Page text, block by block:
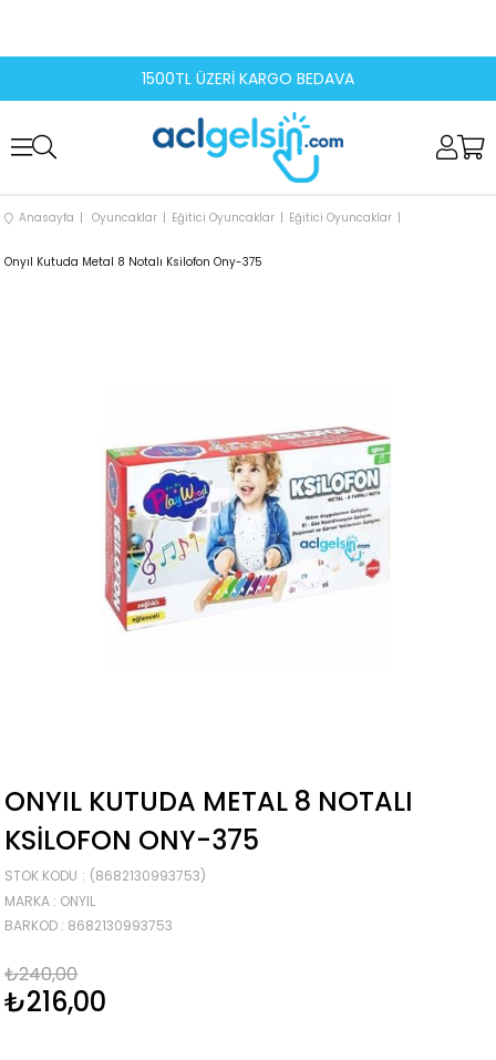
1500TL ÜZERİ KARGO BEDAVA
Anasayfa Oyuncaklar Eğitici Oyuncaklar Eğitici Oyuncaklar
Onyıl Kutuda Metal 8 Notalı Ksilofon Ony-375
ONYIL KUTUDA METAL 8 NOTALI
KSILOFON ONY-375
STOK KODU
(8682130993753)
MARKA : ONYIL
BARKOD : 8682130993753
₺240,00
₺216,00